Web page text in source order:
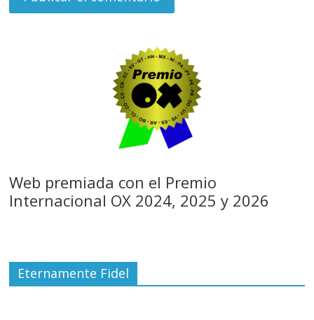
Web premiada con el Premio
Internacional OX 2024, 2025 y 2026
Eternamente Fidel